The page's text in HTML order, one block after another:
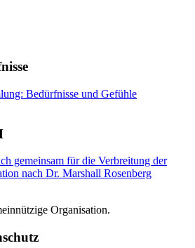
Bedürfnisse und Gefühle
gemeinsam für die Verbreitung der
nach Dr. Marshall Rosenberg
Organisation.